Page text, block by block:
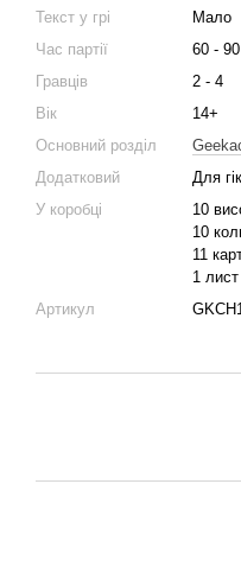
Текст у грі
Мало
Час партії
60 -
Гравців
2 - 4
Вік
14+
Основний розділ
Додатковий
Для
У коробці
10
10
11
1
Артикул